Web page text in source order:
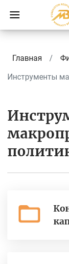
Главная
Инструменты